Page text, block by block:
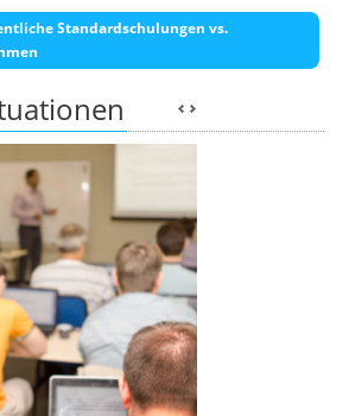
Standardschulungen vs.